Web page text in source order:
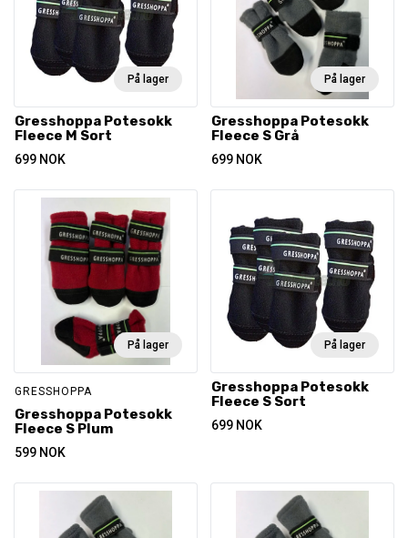
På lager
Gresshoppa Potesokk
Fleece M Sort
699 NOK
På lager
Gresshoppa Potesokk
Fleece S Grå
699 NOK
På lager
GRESSHOPPA
Gresshoppa Potesokk
Fleece S Plum
599 NOK
På lager
Gresshoppa Potesokk
Fleece S Sort
699 NOK